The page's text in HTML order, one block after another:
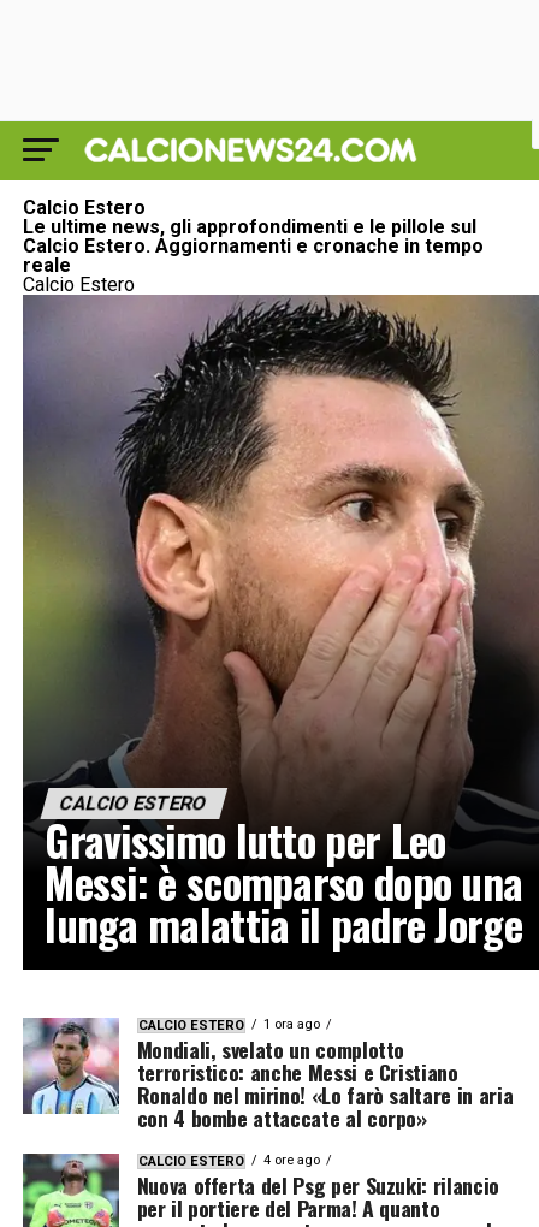
Calcio Estero
Le ultime news, gli approfondimenti e le pillole sul
Calcio Estero. Aggiornamenti e cronache in tempo
reale
Calcio Estero
CALCIO ESTERO
Gravissimo lutto per Leo
Messi: è scomparso dopo una
lunga malattia il padre Jorge
CALCIO ESTERO 1 ora ago
Mondiali, svelato un complotto
terroristico: anche Messi e Cristiano
Ronaldo nel mirino! «Lo farò saltare in aria
con 4 bombe attaccate al corpo»
CALCIO ESTERO 4 ore ago
Nuova offerta del Psg per Suzuki: rilancio
per il portiere del Parma! A quanto